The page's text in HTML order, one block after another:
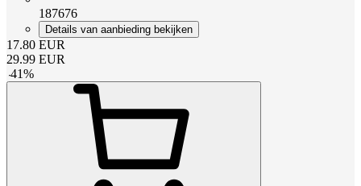
187676
Details van aanbieding bekijken
17.80 EUR
29.99 EUR
-41%